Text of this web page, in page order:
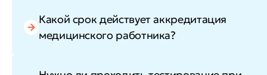
Какой срок действует аккредитация
медицинского работника?